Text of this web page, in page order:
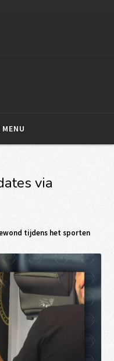
via
tijdens het sporten